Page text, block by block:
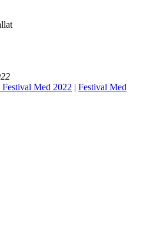
Festival Med 2022 | Festival Med